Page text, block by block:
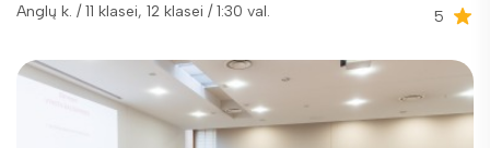
Anglų k. / 11 klasei, 12 klasei / 1:30 val. 5